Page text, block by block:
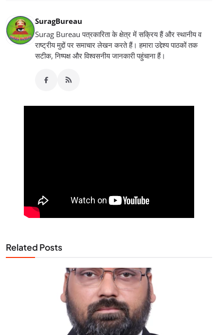
SuragBureau
Surag Bureau पत्रकारिता के क्षेत्र में सक्रिय हैं और स्थानीय व
राष्ट्रीय मुद्दों पर समाचार लेखन करते हैं। हमारा उद्देश्य पाठकों तक
सटीक, निष्पक्ष और विश्वसनीय जानकारी पहुंचाना हैं।
Related Posts